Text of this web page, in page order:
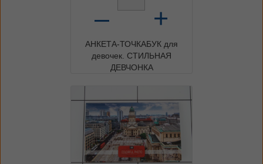
– +
АНКЕТА-ТОЧКАБУК для
девочек. СТИЛЬНАЯ
ДЕВЧОНКА